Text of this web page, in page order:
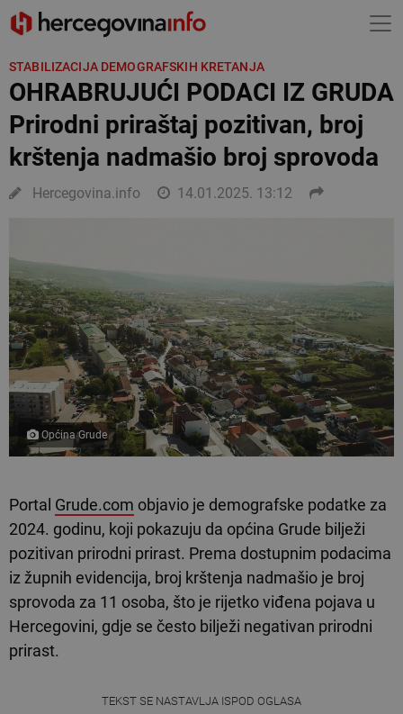
STABILIZACIJA DEMOGRAFSKIH KRETANJA
OHRABRUJUĆI PODACI IZ GRUDA
Prirodni priraštaj pozitivan, broj
krštenja nadmašio broj sprovoda
Hercegovina.info 14.01.2025. 13:12
Općina Grude
Portal Grude.com objavio je demografske podatke za
2024. godinu, koji pokazuju da općina Grude bilježi
pozitivan prirodni prirast. Prema dostupnim podacima
iz župnih evidencija, broj krštenja nadmašio je broj
sprovoda za 11 osoba, što je rijetko viđena pojava u
Hercegovini, gdje se često bilježi negativan prirodni
prirast.
TEKST SE NASTAVLJA ISPOD OGLASA